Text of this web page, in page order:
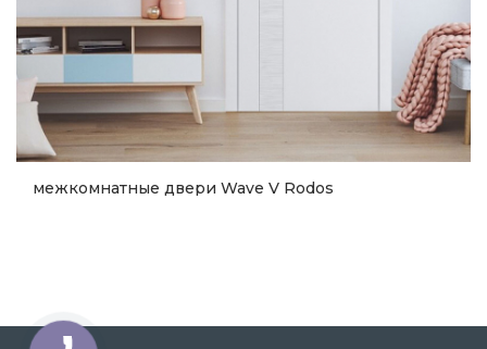
межкомнатные двери Wave V Rodos